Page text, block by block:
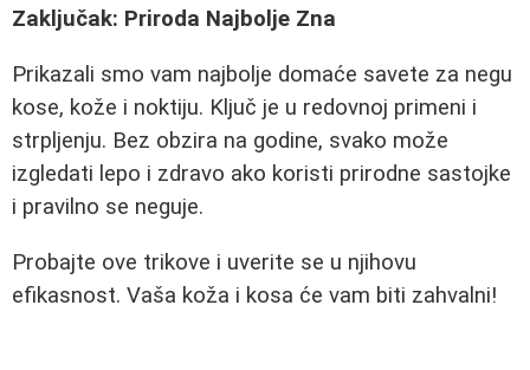
Zaključak: Priroda Najbolje Zna
Prikazali smo vam najbolje domaće savete za negu
kose, kože i noktiju. Ključ je u redovnoj primeni i
strpljenju. Bez obzira na godine, svako može
izgledati lepo i zdravo ako koristi prirodne sastojke
i pravilno se neguje.
Probajte ove trikove i uverite se u njihovu
efikasnost. Vaša koža i kosa će vam biti zahvalni!